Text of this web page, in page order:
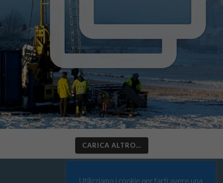
CARICA ALTRO…
Utilizziamo i cookie per farti avere una